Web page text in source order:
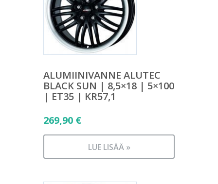
ALUMIINIVANNE ALUTEC
BLACK SUN | 8,5×18 | 5×100
| ET35 | KR57,1
269,90 €
LUE LISÄÄ »